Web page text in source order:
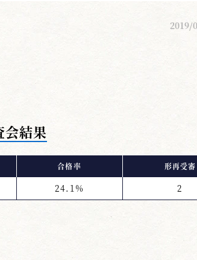
2019/
会結果
合格率 形再受審
24.1% 2